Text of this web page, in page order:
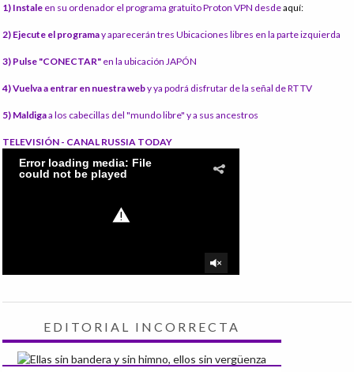
1) Instale en su ordenador el programa gratuito Proton VPN desdeaquí:
2) Ejecute el programay aparecerán tres Ubicaciones libres en la parte izquierda
3) Pulse "CONECTAR" en la ubicación JAPÓN
4) Vuelva a entrar en nuestra weby ya podrá disfrutar de la señal de RT TV
5) Maldigaa los cabecillas del "mundo libre" y a sus ancestros
TELEVISIÓN - CANAL RUSSIA TODAY
EDITORIAL INCORRECTA